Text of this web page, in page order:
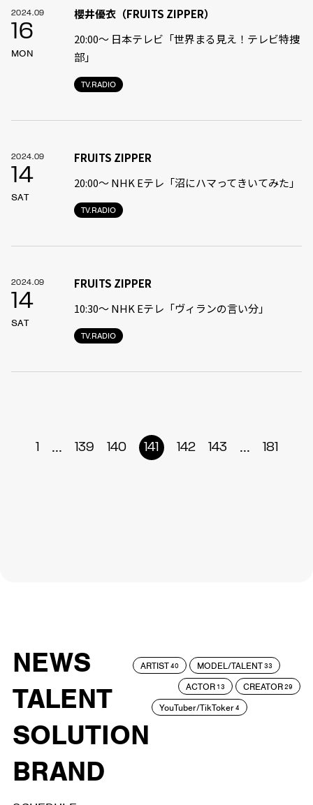
2024.09
16
MON
TV.RADIO
櫻井優衣（FRUITS ZIPPER）
20:00〜 日本テレビ「世界まる見え！テレビ特捜
部」
2024.09
14
SAT
TV.RADIO
FRUITS ZIPPER
20:00〜 NHK Eテレ「沼にハマってきいてみた」
2024.09
14
SAT
TV.RADIO
FRUITS ZIPPER
10:30〜 NHK Eテレ「ヴィランの言い分」
1 ... 139 140 141 142 143 ... 181
NEWS
TALENT
SOLUTION
BRAND
ARTIST40 MODEL/TALENT33
ACTOR 13 CREATOR29
YouTuber/TikToker4